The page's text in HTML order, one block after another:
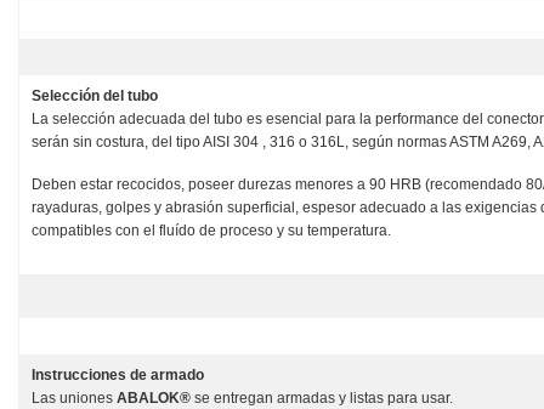
Selección del tubo
La selección adecuada del tubo es esencial para la performance del
serán sin costura, del tipo AISI 304 , 316 o 316L, según normas ASTM A269,
Deben estar recocidos, poseer durezas menores a 90 HRB (recomendado
rayaduras, golpes y abrasión superficial, espesor adecuado a las exigencias
compatibles con el fluído de proceso y su temperatura.
Instrucciones de armado
Las uniones ABALOK® se entregan armadas y listas para usar.